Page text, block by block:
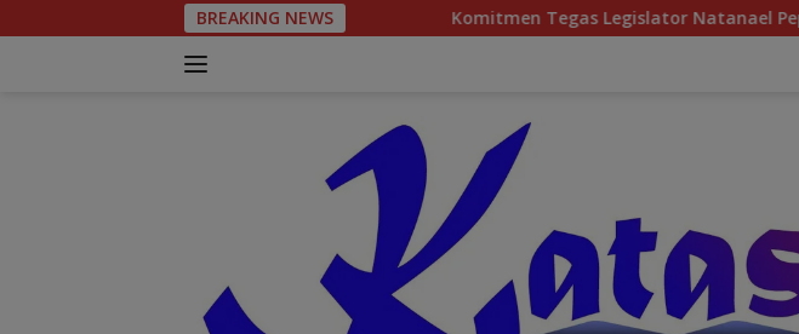
ke
BREAKING NEWS
Komitmen Tegas Legislator Natanael Pepah Jaring Aspirasi